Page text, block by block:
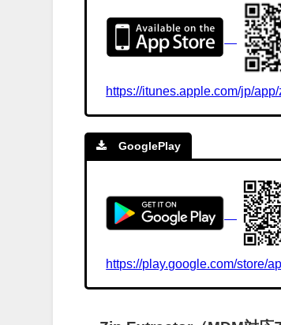
https://itunes.apple.com/jp/
GooglePlay
https://play.google.com/store/